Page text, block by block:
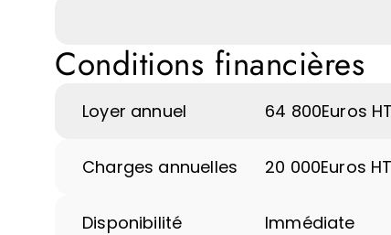
Conditions financières
Loyer annuel 64 800Euros
Charges annuelles 20 000Euros
Disponibilité Immédiate